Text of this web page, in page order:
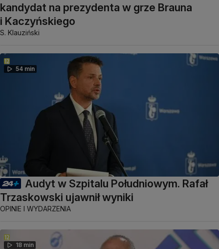
kandydat na prezydenta w grze Brauna
i Kaczyńskiego
S. Klauziński
54 min
Audyt w Szpitalu Południowym. Rafał
Trzaskowski ujawnił wyniki
OPINIE I WYDARZENIA
18 min